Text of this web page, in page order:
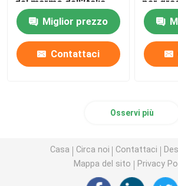
Eramosa per la casa
Miglior prezzo
Contattaci
misura
Osservi più
Casa Circa noi Contattaci
Mappa del sito
Privacy